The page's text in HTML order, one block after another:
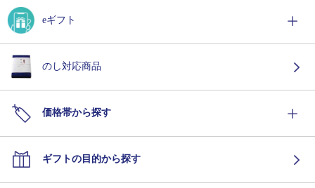
eギフト
のし対応商品
価格帯から探す
ギフトの目的から探す